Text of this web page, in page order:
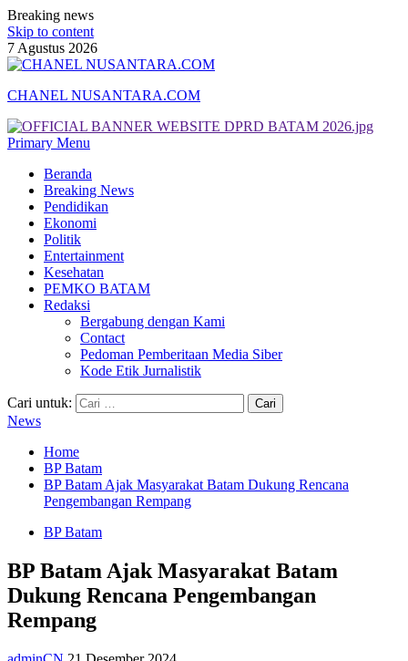
Breaking news
Skip to content
7 Agustus 2026
CHANEL NUSANTARA.COM
Primary Menu
Beranda
Breaking News
Pendidikan
Ekonomi
Politik
Entertainment
Kesehatan
PEMKO BATAM
Redaksi
Bergabung dengan Kami
Contact
Pedoman Pemberitaan Media Siber
Kode Etik Jurnalistik
Cari untuk:
News
Home
BP Batam
BP Batam Ajak Masyarakat Batam Dukung Rencana
Pengembangan Rempang
BP Batam
BP Batam Ajak Masyarakat Batam
Dukung Rencana Pengembangan
Rempang